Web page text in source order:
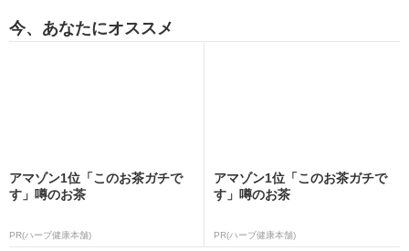
今、あなたにオススメ
アマゾン1位「このお茶ガチで
す」噂のお茶
PR(ハーブ健康本舗)
アマゾン1位「このお茶ガチで
す」噂のお茶
PR(ハーブ健康本舗)